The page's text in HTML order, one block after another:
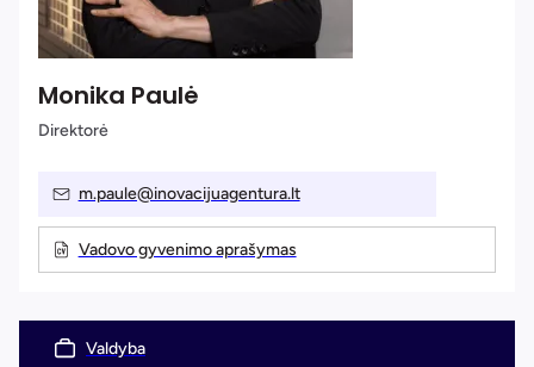
Monika Paulė
Direktorė
m.paule@inovacijuagentura.lt
Vadovo gyvenimo aprašymas
Valdyba